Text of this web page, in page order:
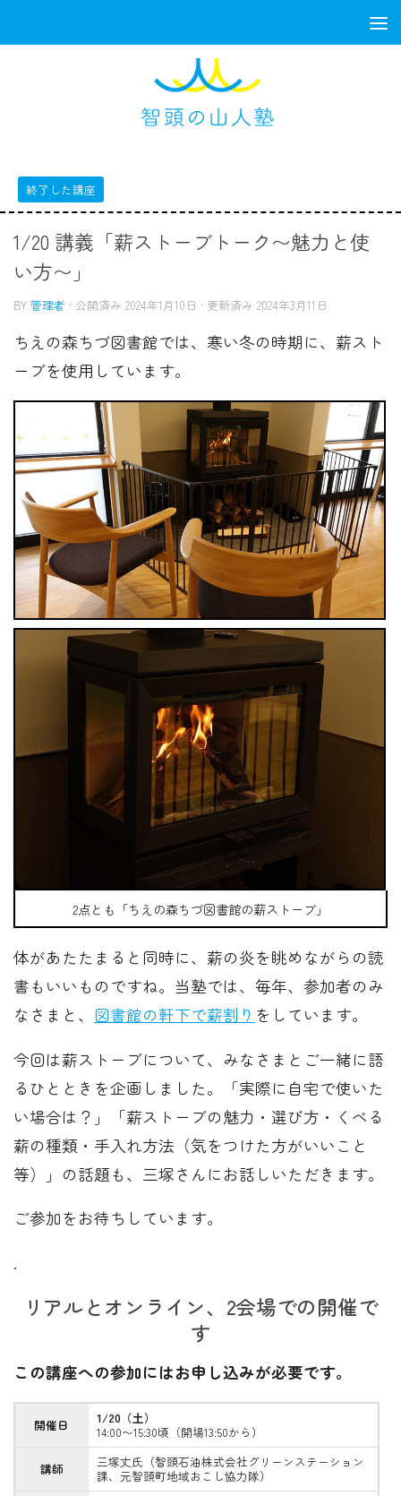
終了した講座
1/20 講義「薪ストーブトーク〜魅力と使
い方〜」
BY 管理者 · 公開済み 2024年1月10日 · 更新済み 2024年3月11日
ちえの森ちづ図書館では、寒い冬の時期に、薪スト
ーブを使用しています。
2点とも「ちえの森ちづ図書館の薪ストーブ」
体があたたまると同時に、薪の炎を眺めながらの読
書もいいものですね。当塾では、毎年、参加者のみ
なさまと、 図書館の軒下で薪割り をしています。
今回は薪ストーブについて、みなさまとご一緒に語
るひとときを企画しました。「実際に自宅で使いた
い場合は？」「薪ストーブの魅力・選び方・くべる
薪の種類・手入れ方法（気をつけた方がいいこと
等）」の話題も、三塚さんにお話しいただきます。
ご参加をお待ちしています。
.
リアルとオンライン、2会場での開催で
す
この講座への参加にはお申し込みが必要です。
開催日
1/20（土）
14:00〜15:30頃（開場13:50から）
講師
三塚丈氏（智頭石油株式会社グリーンステーション
課、元智頭町地域おこし協力隊）